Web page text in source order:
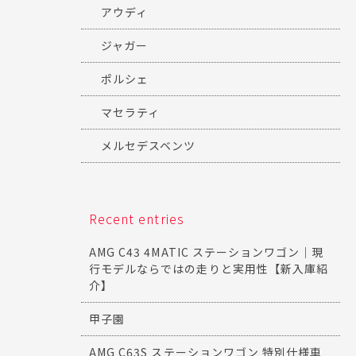
アウディ
ジャガー
ポルシェ
マセラティ
メルセデスベンツ
Recent entries
AMG C43 4MATIC ステーションワゴン｜現
行モデルならではの走りと実用性【新入庫紹
介】
甲子園
AMG C63S ステーションワゴン 特別仕様車